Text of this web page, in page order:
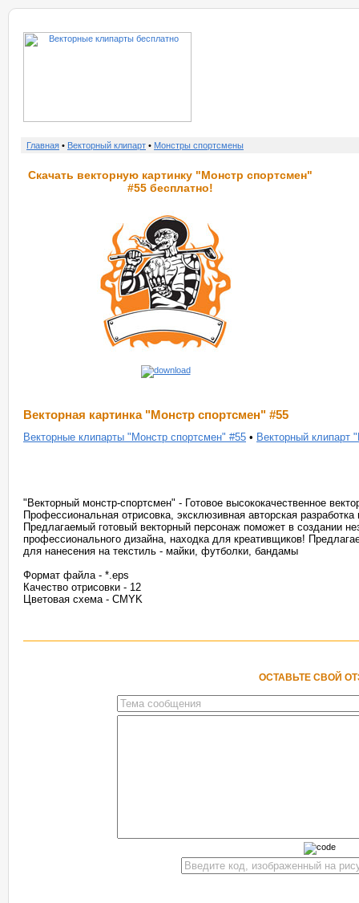
Главная • Векторный клипарт • Монстры спортсмены
Скачать векторную картинку "Монстр спортсмен"
#55 бесплатно!
Векторная картинка "Монстр спортсмен" #55
Векторные клипарты "Монстр спортсмен" #55 • Векторный клипарт
"Векторный монстр-спортсмен" - Готовое высококачественное
Профессиональная отрисовка, эксклюзивная авторская
Предлагаемый готовый векторный персонаж поможет в создании
профессионального дизайна, находка для креативщиков!
для нанесения на текстиль - майки, футболки, бандамы
Формат файла - *.eps
Качество отрисовки - 12
Цветовая схема - CMYK
ОСТАВЬТЕ СВОЙ